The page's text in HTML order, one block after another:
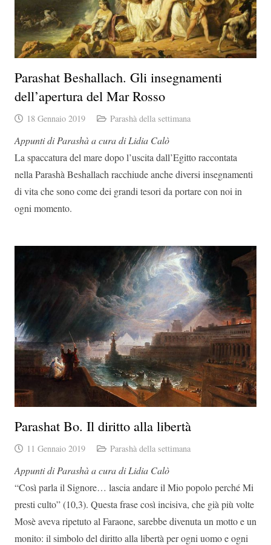
Parashat Beshallach. Gli insegnamenti
dell’apertura del Mar Rosso
18 Gennaio 2019 Parashà della settimana
Appunti di Parashà a cura di Lidia Calò
La spaccatura del mare dopo l’uscita dall’Egitto raccontata
nella Parashà Beshallach racchiude anche diversi insegnamenti
di vita che sono come dei grandi tesori da portare con noi in
ogni momento.
Parashat Bo. Il diritto alla libertà
11 Gennaio 2019 Parashà della settimana
Appunti di Parashà a cura di Lidia Calò
“Così parla il Signore… lascia andare il Mio popolo perché Mi
presti culto” (10,3). Questa frase così incisiva, che già più volte
Mosè aveva ripetuto al Faraone, sarebbe divenuta un motto e un
monito: il simbolo del diritto alla libertà per ogni uomo e ogni